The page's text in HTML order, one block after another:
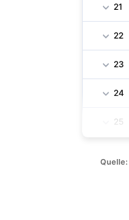
21
22
23
24
25
Quelle: